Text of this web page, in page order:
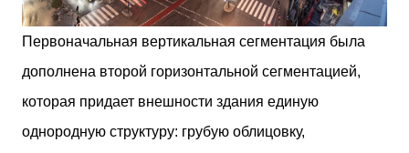
Первоначальная вертикальная сегментация была
дополнена второй горизонтальной сегментацией,
которая придает внешности здания единую
однородную структуру: грубую облицовку,